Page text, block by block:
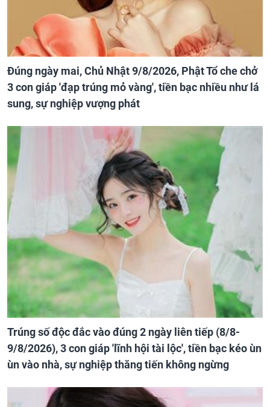
Đúng ngày mai, Chủ Nhật 9/8/2026, Phật Tổ che chở
3 con giáp 'đạp trúng mỏ vàng', tiền bạc nhiều như lá
sung, sự nghiệp vượng phát
Trúng số độc đắc vào đúng 2 ngày liên tiếp (8/8-
9/8/2026), 3 con giáp 'lĩnh hội tài lộc', tiền bạc kéo ùn
ùn vào nhà, sự nghiệp thăng tiến không ngừng